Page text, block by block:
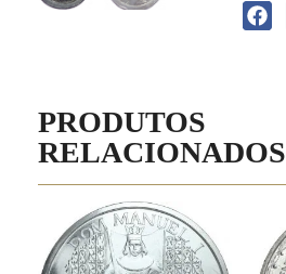
PRODUTOS
RELACIONADOS